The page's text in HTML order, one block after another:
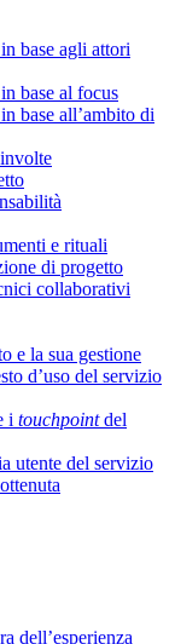
base agli attori
base al focus
base all’ambito di
e rituali
di progetto
collaborativi
e la sua gestione
d’uso del servizio
i touchpointdel
utente del servizio
dell’esperienza